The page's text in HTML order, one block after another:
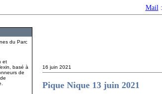
Mail
du Parc
et
basé à
de
16 juin 2021
Pique Nique 13 juin 2021